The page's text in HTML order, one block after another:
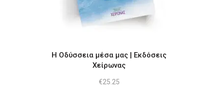
Η Οδύσσεια μέσα μας | Εκδόσεις
Χείρωνας
€25.25